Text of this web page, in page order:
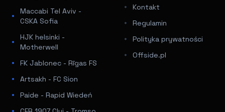
Maccabi Tel Aviv -
CSKA Sofia
HJK helsinki -
Motherwell
FK Jablonec - Rīgas FS
Artsakh - FC Sion
Paide - Rapid Wiedeń
Kontakt
Regulamin
Polityka prywatności
Offside.pl